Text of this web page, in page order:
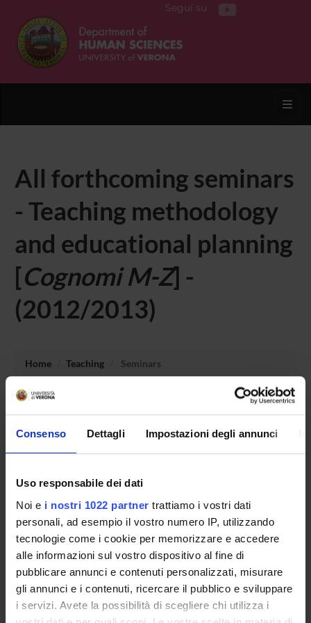
Consenso Dettagli Impostazioni degli annunci
Uso responsabile dei dati
Noi e i nostri 1022 partner trattiamo i vostri dati
personali, ad esempio il vostro numero IP, utilizzando
tecnologie come i cookie per memorizzare e accedere
alle informazioni sul vostro dispositivo al fine di
pubblicare annunci e contenuti personalizzati, misurare
gli annunci e i contenuti, ricercare il pubblico e sviluppare
i servizi. Avete la possibilità di scegliere chi utilizza i
Segui su
All forthcoming seminars
- Teaching methodology
and educational planning
[Cognomi M-Z] -
(2012/2013)
Home Teaching Seminars
No recent seminar found relating to teaching Teaching
STUDYING
COURSES
PHD PROGRAMMES AND POSTGRADUATE
TRAINING
Contacts